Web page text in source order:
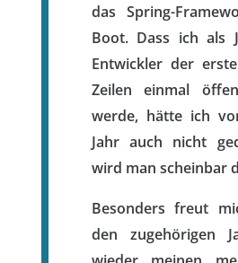
das Spring-
Boot. Dass ich als
Entwickler der
Zeilen einmal
werde, hätte ich
Jahr auch nicht
wird man scheinbar
Besonders freut
den zugehörigen